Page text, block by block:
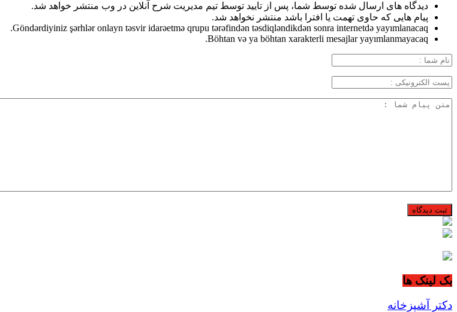
دیدگاه های ارسال شده توسط شما، پس از تایید توسط تیم مدیریت شرح آنلاین در وب منتشر خواهد شد.
پیام هایی که حاوی تهمت یا افترا باشد منتشر نخواهد شد.
Göndərdiyiniz şərhlər onlayn təsvir idarəetmə qrupu tərəfindən təsdiqləndikdən sonra internetdə yayımlanacaq.
Böhtan və ya böhtan xarakterli mesajlar yayımlanmayacaq.
بک لینک ها
دکتر آشپزخانه